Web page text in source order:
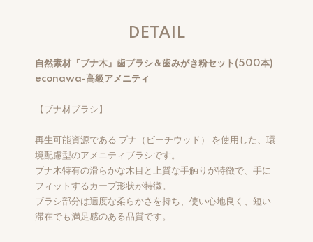
DETAIL
自然素材『ブナ木』歯ブラシ＆歯みがき粉セット(500本)
econawa-高級アメニティ
【ブナ材ブラシ】
再生可能資源である ブナ（ビーチウッド） を使用した、環
境配慮型のアメニティブラシです。
ブナ木特有の滑らかな木目と上質な手触りが特徴で、手に
フィットするカーブ形状が特徴。
ブラシ部分は適度な柔らかさを持ち、使い心地良く、短い
滞在でも満足感のある品質です。